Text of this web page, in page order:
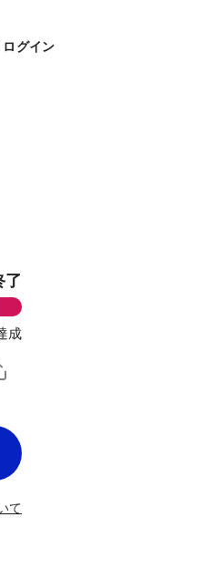
グイン
了
成
て